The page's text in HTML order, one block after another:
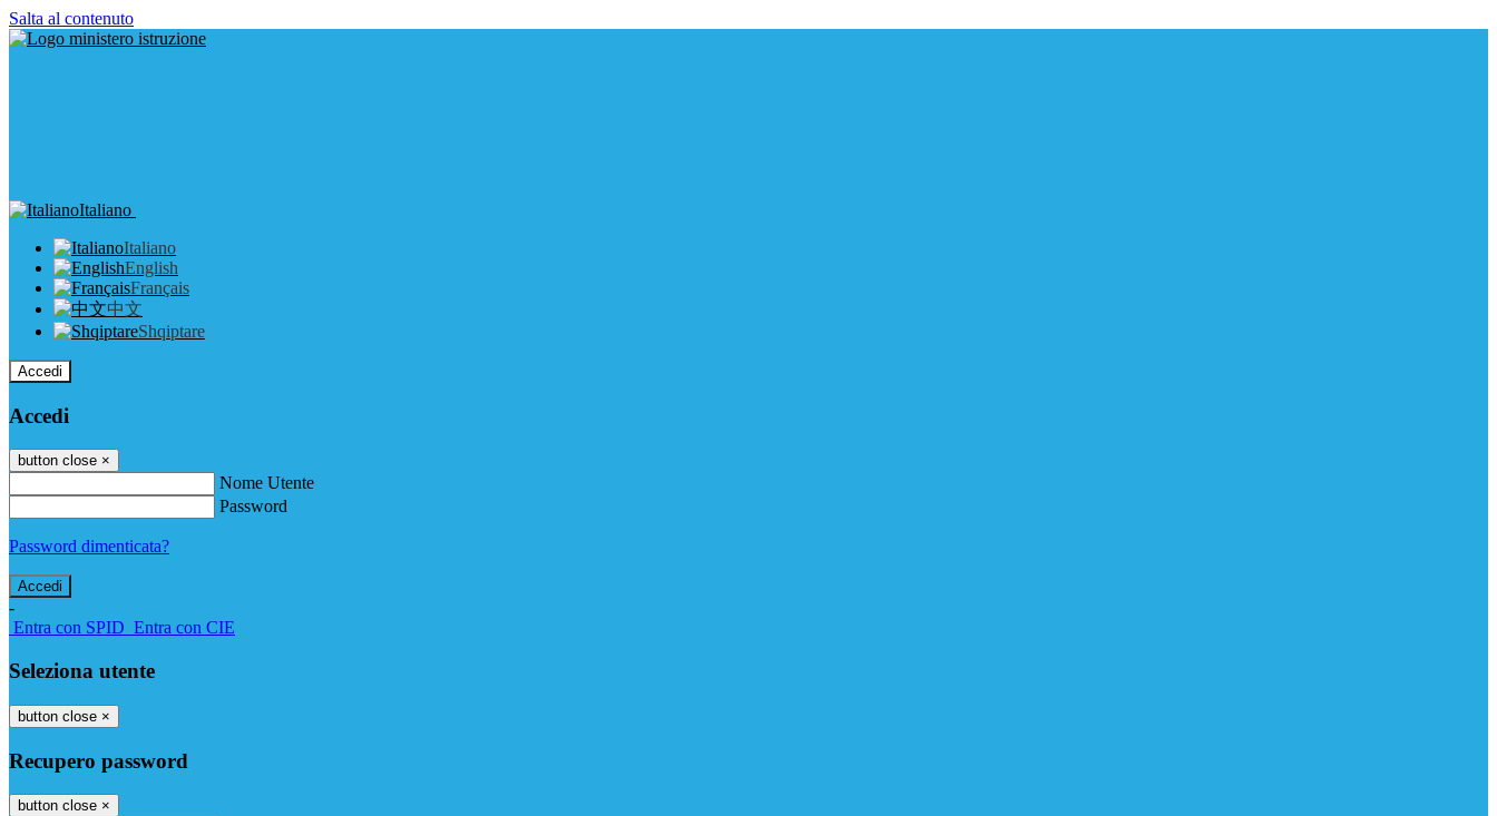
Salta al contenuto
Italiano
Italiano
English
Français
中文
Shqiptare
Accedi
Accedi
button close ×
Nome Utente
Password
Password dimenticata?
-
Entra con SPID Entra con CIE
Seleziona utente
button close ×
Recupero password
button close ×